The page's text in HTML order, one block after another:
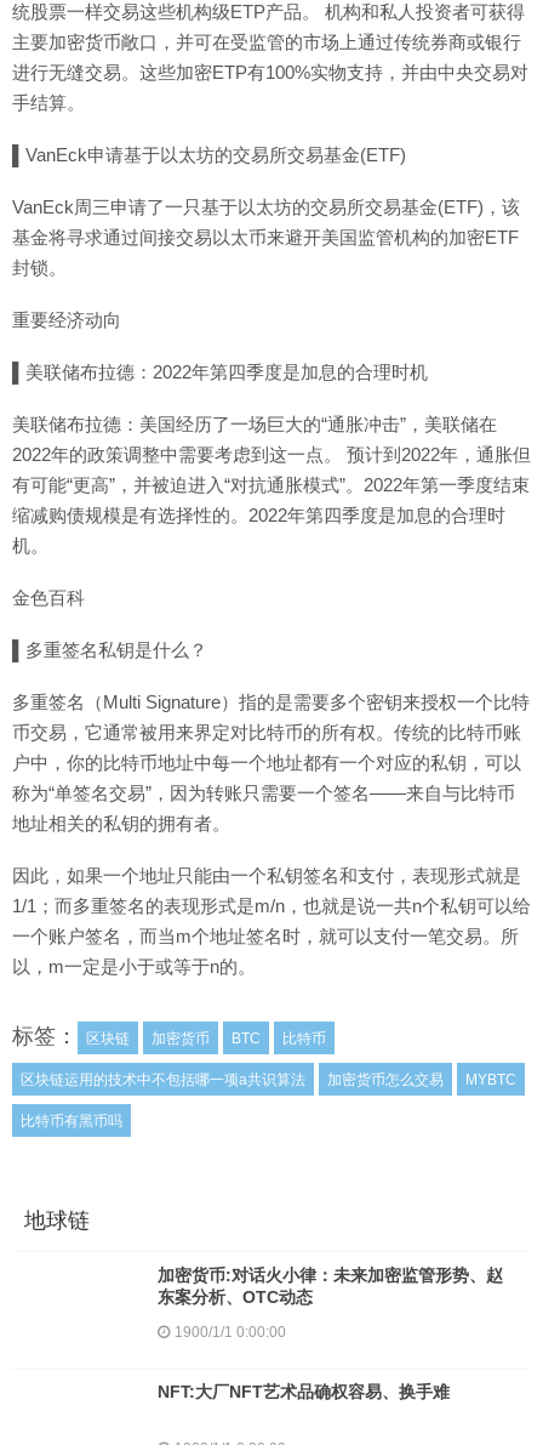
统股票一样交易这些机构级ETP产品。 机构和私人投资者可获得
主要加密货币敞口，并可在受监管的市场上通过传统券商或银行
进行无缝交易。这些加密ETP有100%实物支持，并由中央交易对
手结算。
▌VanEck申请基于以太坊的交易所交易基金(ETF)
VanEck周三申请了一只基于以太坊的交易所交易基金(ETF)，该
基金将寻求通过间接交易以太币来避开美国监管机构的加密ETF
封锁。
重要经济动向
▌美联储布拉德：2022年第四季度是加息的合理时机
美联储布拉德：美国经历了一场巨大的“通胀冲击”，美联储在
2022年的政策调整中需要考虑到这一点。 预计到2022年，通胀但
有可能“更高”，并被迫进入“对抗通胀模式”。2022年第一季度结束
缩减购债规模是有选择性的。2022年第四季度是加息的合理时
机。
金色百科
▌多重签名私钥是什么？
多重签名（Multi Signature）指的是需要多个密钥来授权一个比特
币交易，它通常被用来界定对比特币的所有权。传统的比特币账
户中，你的比特币地址中每一个地址都有一个对应的私钥，可以
称为“单签名交易”，因为转账只需要一个签名——来自与比特币
地址相关的私钥的拥有者。
因此，如果一个地址只能由一个私钥签名和支付，表现形式就是
1/1；而多重签名的表现形式是m/n，也就是说一共n个私钥可以给
一个账户签名，而当m个地址签名时，就可以支付一笔交易。所
以，m一定是小于或等于n的。
标签： 区块链 加密货币 BTC 比特币
区块链运用的技术中不包括哪一项a共识算法 加密货币怎么交易 MYBTC
比特币有黑币吗
地球链
加密货币:对话火小律：未来加密监管形势、赵
东案分析、OTC动态
1900/1/1 0:00:00
NFT:大厂NFT艺术品确权容易、换手难